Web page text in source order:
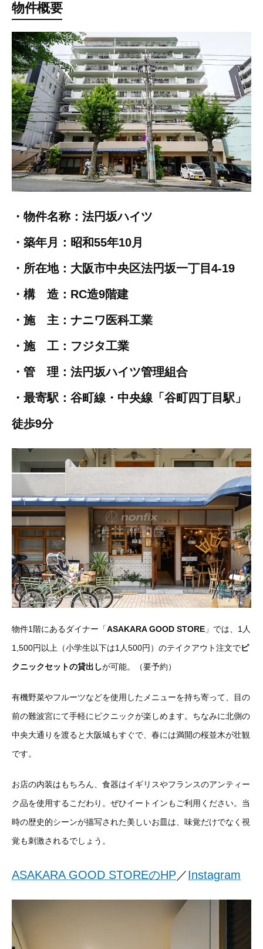
物件概要
・物件名称：法円坂ハイツ
・築年月：昭和55年10月
・所在地：大阪市中央区法円坂一丁目4-19
・構 造：RC造9階建
・施 主：ナニワ医科工業
・施 工：フジタ工業
・管 理：法円坂ハイツ管理組合
・最寄駅：谷町線・中央線「谷町四丁目駅」
徒歩9分
物件1階にあるダイナー「ASAKARA GOOD STORE 」では、1人
1,500円以上（小学生以下は1人500円）のテイクアウト注文でピ
クニックセットの貸出しが可能。（要予約）
有機野菜やフルーツなどを使用したメニューを持ち寄って、目の
前の難波宮にて手軽にピクニックが楽しめます。ちなみに北側の
中央大通りを渡ると大阪城もすぐで、春には満開の桜並木が壮観
です。
お店の内装はもちろん、食器はイギリスやフランスのアンティー
ク品を使用するこだわり。ぜひイートインもご利用ください。当
時の歴史的シーンが描写された美しいお皿は、味覚だけでなく視
覚も刺激されるでしょう。
ASAKARA GOOD STOREのHP／Instagram